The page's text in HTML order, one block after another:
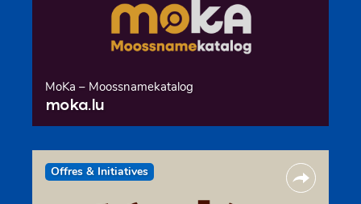
MoKa – Moossnamekatalog
moka.lu
Offres & Initiatives